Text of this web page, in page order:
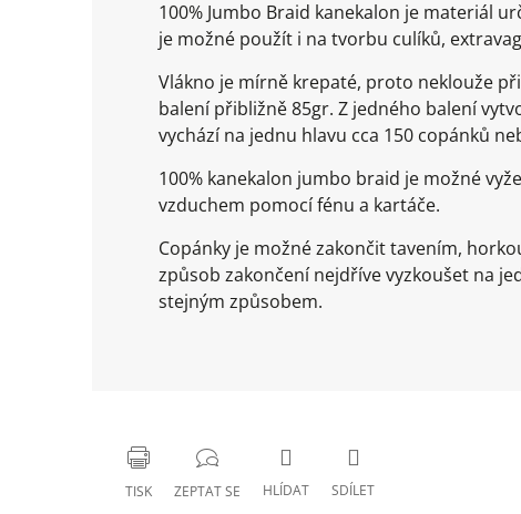
100% Jumbo Braid kanekalon je materiál
je možné použít i na tvorbu culíků,
Vlákno je mírně krepaté, proto neklouže
balení přibližně 85gr. Z jedného balení
vychází na jednu hlavu cca 150 copánků
100% kanekalon jumbo braid je možné
vzduchem pomocí fénu a kartáče.
Copánky je možné zakončit tavením,
způsob zakončení nejdříve vyzkoušet na
stejným způsobem.
TISK ZEPTAT SE HLÍDAT SDÍLET